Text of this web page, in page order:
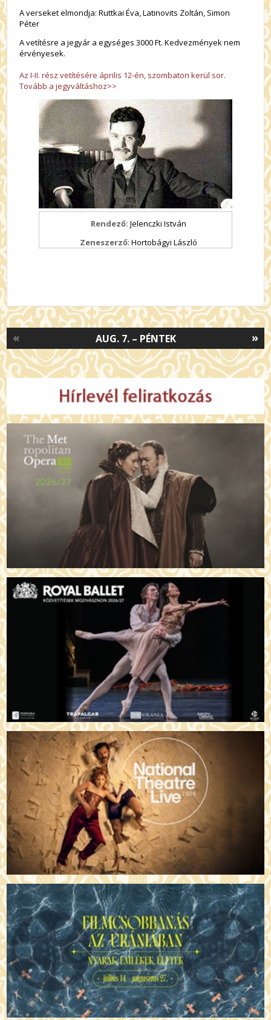
A verseket elmondja: Ruttkai Éva, Latinovits Zoltán, Simon
Péter
A vetítésre a jegyár a egységes 3000 Ft. Kedvezmények nem
érvényesek.
Az I-II. rész vetítésére április 12-én, szombaton kerül sor.
Tovább a jegyváltáshoz>>
Rendező: Jelenczki István
Zeneszerző: Hortobágyi László
»
AUG. 7. – PÉNTEK
«